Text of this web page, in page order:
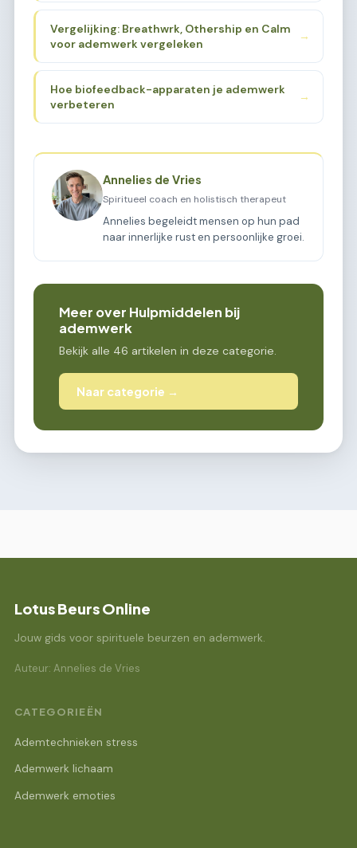
Vergelijking: Breathwrk, Othership en Calm
voor ademwerk vergeleken
→
Hoe biofeedback-apparaten je ademwerk
verbeteren
→
Annelies de Vries
Spiritueel coach en holistisch therapeut
Annelies begeleidt mensen op hun pad
naar innerlijke rust en persoonlijke groei.
Meer over Hulpmiddelen bij
ademwerk
Bekijk alle 46 artikelen in deze categorie.
Naar categorie →
Lotus Beurs Online
Jouw gids voor spirituele beurzen en ademwerk.
Auteur: Annelies de Vries
CATEGORIEËN
Ademtechnieken stress
Ademwerk lichaam
Ademwerk emoties